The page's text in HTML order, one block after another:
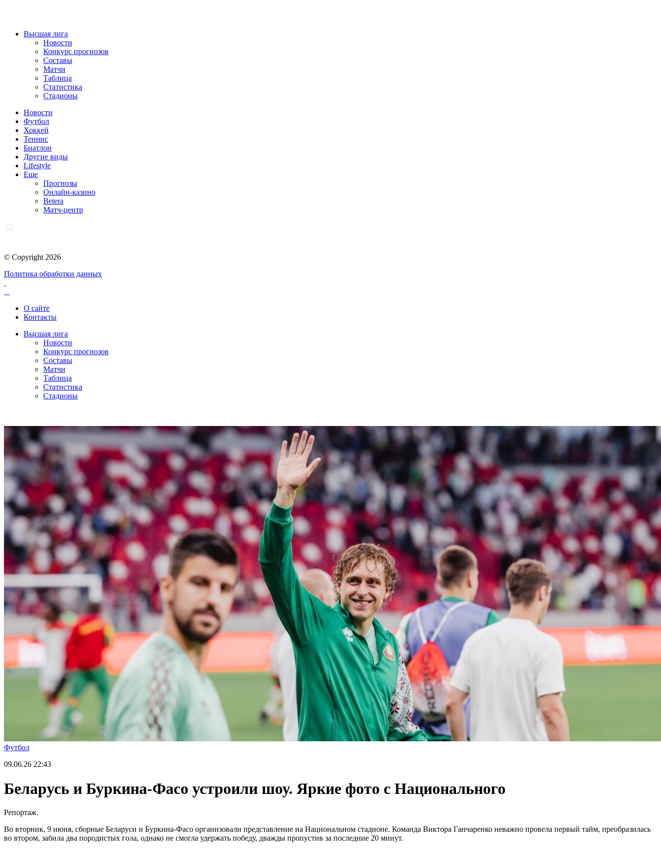
Высшая лига
Новости
Конкурс прогнозов
Составы
Матчи
Таблица
Статистика
Стадионы
Новости
Футбол
Хоккей
Теннис
Биатлон
Другие виды
Lifestyle
Еще
Прогнозы
Онлайн-казино
Betera
Матч-центр
© Copyright 2026
Политика обработки данных
О сайте
Контакты
Высшая лига
Новости
Конкурс прогнозов
Составы
Матчи
Таблица
Статистика
Стадионы
Футбол
09.06.26 22:43
Беларусь и Буркина-Фасо устроили шоу. Яркие фото с Национального
Репортаж.
Во вторник, 9 июня, сборные Беларуси и Буркина-Фасо организовали представление на Национальном стадионе. Команда Виктора Ганчаренко неважно провела первый тайм, преобразилась
во втором, забила два породистых гола, однако не смогла удержать победу, дважды пропустив за последние 20 минут.